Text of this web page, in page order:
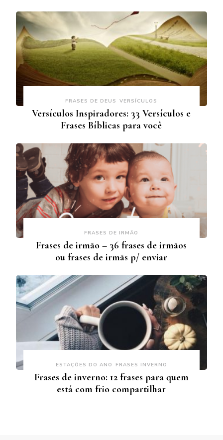
FRASES DE DEUS VERSÍCULOS
Versículos Inspiradores: 33 Versículos e
Frases Bíblicas para você
FRASES DE IRMÃO
Frases de irmão – 36 frases de irmãos
ou frases de irmãs p/ enviar
ESTAÇÕES DO ANO FRASES INVERNO
Frases de inverno: 12 frases para quem
está com frio compartilhar